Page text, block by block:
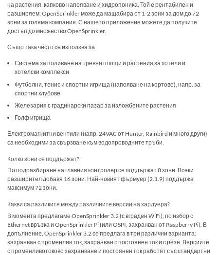
на растения, капково напояване и хидропоника. Той е рентабилен и
разширяем: OpenSprinkler може да мащабира от 1-2 зони за дом до 72
зони за голяма компания. С нашето приложение можете да получите
достъп до множество OpenSprinkler.
Също така често се използва за
Система за поливане на тревни площи и растения за хотели и
хотелски комплекси
Футболни, тенис и спортни игрища (напояване на кортове), напр. за
спортни клубове
Железария с градинарски пазар за изложбените растения
Голф игрища
Електромагнитни вентили (напр. 24VAC от Hunter, Rainbird и много други)
са необходими за свързване към водопроводните тръби.
Колко зони се поддържат?
По подразбиране на главния контролер се поддържат 8 зони. Всеки
разширител добавя 16 зони. Най-новият фърмуер (2.1.9) поддържа
максимум 72 зони.
Какви са разликите между различните версии на хардуера?
В момента предлагаме OpenSprinkler 3.2 (с вграден WiFi), по избор с
Ethernet връзка и OpenSprinkler Pi (или OSPI, захранван от Raspberry Pi). В
допълнение, OpenSprinkler 3.2 се предлага в три различни варианта:
захранван с променлив ток, захранван с постоянен ток и с резе. Версиите
с променливотоково захранване и постоянен ток работят със стандартни